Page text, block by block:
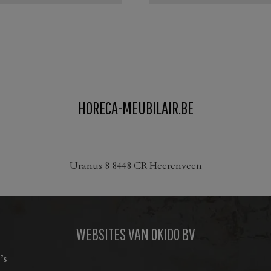
HORECA-MEUBILAIR.BE
Uranus 8 8448 CR Heerenveen
WEBSITES VAN OKIDO BV